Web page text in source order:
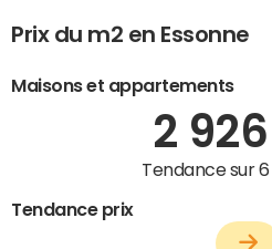
Prix du m2 en Essonne
Maisons et appartements
2 926
Tendance sur 6
Tendance prix